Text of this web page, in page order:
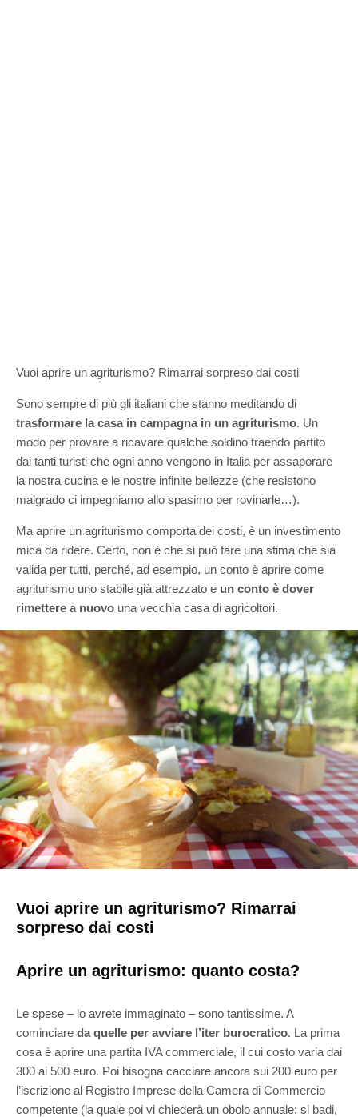
Vuoi aprire un agriturismo? Rimarrai sorpreso dai costi
Sono sempre di più gli italiani che stanno meditando di
trasformare la casa in campagna in un agriturismo. Un
modo per provare a ricavare qualche soldino traendo partito
dai tanti turisti che ogni anno vengono in Italia per assaporare
la nostra cucina e le nostre infinite bellezze (che resistono
malgrado ci impegniamo allo spasimo per rovinarle…).
Ma aprire un agriturismo comporta dei costi, è un investimento
mica da ridere. Certo, non è che si può fare una stima che sia
valida per tutti, perché, ad esempio, un conto è aprire come
agriturismo uno stabile già attrezzato e un conto è dover
rimettere a nuovo una vecchia casa di agricoltori.
Vuoi aprire un agriturismo? Rimarrai
sorpreso dai costi
Aprire un agriturismo: quanto costa?
Le spese – lo avrete immaginato – sono tantissime. A
cominciare da quelle per avviare l’iter burocratico. La prima
cosa è aprire una partita IVA commerciale, il cui costo varia dai
300 ai 500 euro. Poi bisogna cacciare ancora sui 200 euro per
l’iscrizione al Registro Imprese della Camera di Commercio
competente (la quale poi vi chiederà un obolo annuale: si badi,